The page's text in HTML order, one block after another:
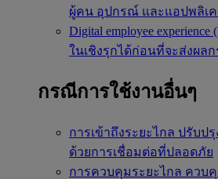
ผู้คน อุปกรณ์ และแอปพลิเ
Digital employee experience
ในเชิงรุกได้ก่อนที่จะส่งผล
กรณีการใช้งานอื่นๆ
การเข้าถึงระยะไกล ปรับปรุ
ด้วยการเชื่อมต่อที่ปลอดภัย
การควบคุมระยะไกล ควบ